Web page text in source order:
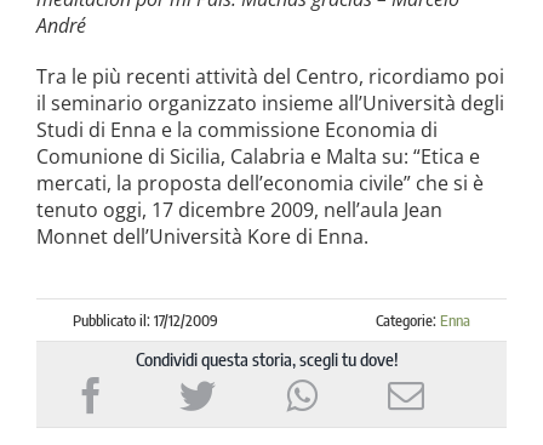
André
Tra le più recenti attività del Centro, ricordiamo poi
il seminario organizzato insieme all’Università degli
Studi di Enna e la commissione Economia di
Comunione di Sicilia, Calabria e Malta su: “Etica e
mercati, la proposta dell’economia civile” che si è
tenuto oggi, 17 dicembre 2009, nell’aula Jean
Monnet dell’Università Kore di Enna.
Pubblicato il: 17/12/2009 Categorie: Enna
Condividi questa storia, scegli tu dove!